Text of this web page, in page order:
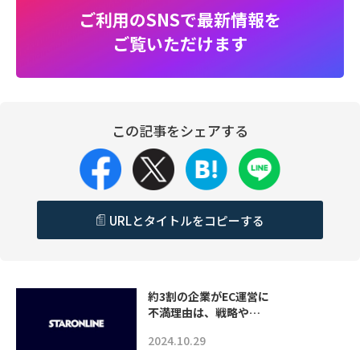
ご利用のSNSで最新情報を
ご覧いただけます
この記事をシェアする
URLとタイトルをコピーする
約3割の企業がEC運営に
不満理由は、戦略や…
2024.10.29